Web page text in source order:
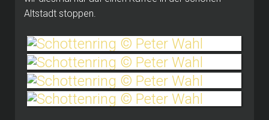
Altstadt stoppen.